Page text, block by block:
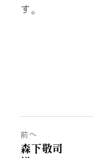
す。
前へ
森下敬司